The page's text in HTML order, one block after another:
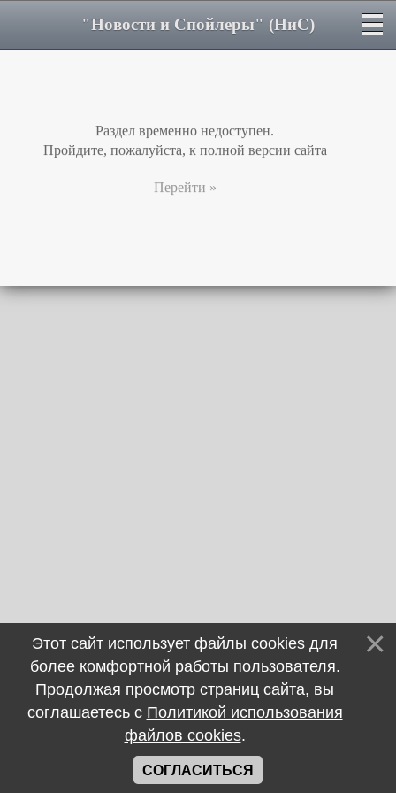
"Новости и Спойлеры" (НиС)
Раздел временно недоступен.
Пройдите, пожалуйста, к полной версии сайта
Перейти »
Этот сайт использует файлы cookies для
более комфортной работы пользователя.
Продолжая просмотр страниц сайта, вы
соглашаетесь с Политикой использования
файлов cookies.
СОГЛАСИТЬСЯ